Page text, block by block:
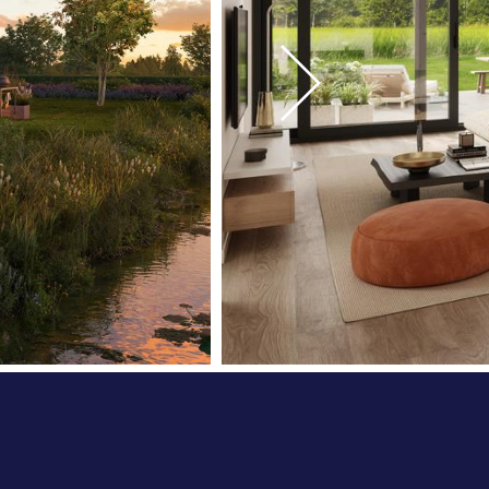
kansen voor het creëren van nóg meer
houden van hobbyvee.